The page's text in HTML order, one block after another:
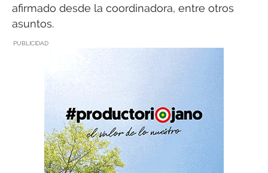
afirmado desde la coordinadora, entre otros
asuntos.
PUBLICIDAD